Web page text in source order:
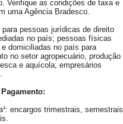
Verifique as condições de taxa e
uma Agência Bradesco.
para pessoas jurídicas de direito
no país; pessoas físicas
domiciliadas no país para
no setor agropecuário, produção
e aquícola; empresários
encargos trimestrais, semestrais